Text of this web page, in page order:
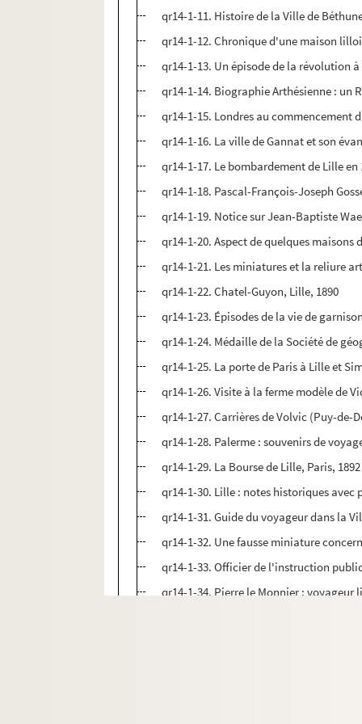
qr14-1-11. Histoire de la Ville de
qr14-1-12. Chronique d'une maison
qr14-1-13. Un épisode de la révolution
qr14-1-14. Biographie Arthésienne : un
qr14-1-15. Londres au commencement
qr14-1-16. La ville de Gannat et son
qr14-1-17. Le bombardement de Lille en
qr14-1-18. Pascal-François-Joseph
qr14-1-19. Notice sur Jean-Baptiste
qr14-1-20. Aspect de quelques maisons
qr14-1-21. Les miniatures et la reliure
qr14-1-22. Chatel-Guyon, Lille, 1890
qr14-1-23. Épisodes de la vie de
qr14-1-24. Médaille de la Société de
qr14-1-25. La porte de Paris à Lille et
qr14-1-26. Visite à la ferme modèle de
qr14-1-27. Carrières de Volvic (Puy-de-
qr14-1-28. Palerme : souvenirs de
qr14-1-29. La Bourse de Lille, Paris, 1892
qr14-1-30. Lille : notes historiques
qr14-1-31. Guide du voyageur dans la
qr14-1-32. Une fausse miniature
qr14-1-33. Officier de l'instruction
qr14-1-34. Pierre le Monnier : voyageur